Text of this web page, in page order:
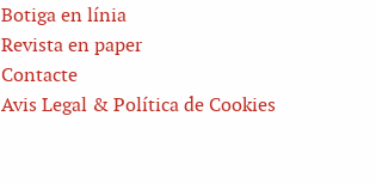
Botiga en línia
Revista en paper
Contacte
Avis Legal & Política de Cookies